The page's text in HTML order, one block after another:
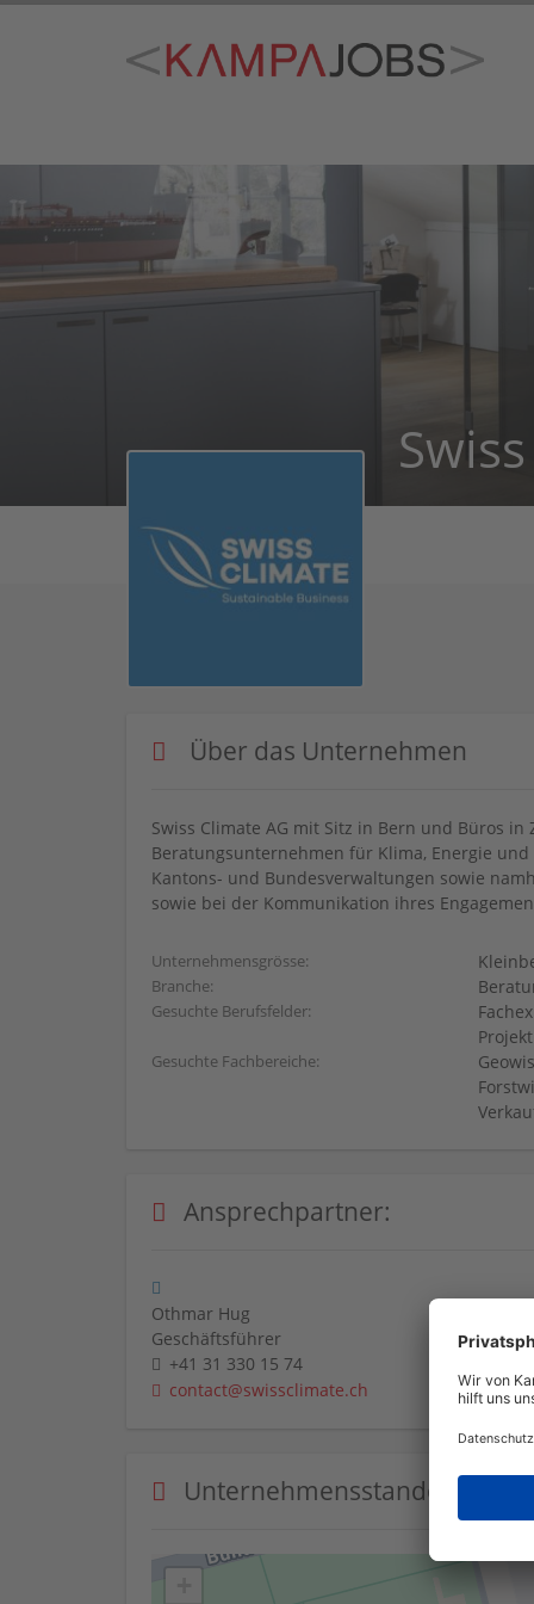
Über das Unternehmen
Swiss Climate AG mit Sitz in Bern und Büros
Beratungsunternehmen für Klima, Energie
Kantons- und Bundesverwaltungen sowie
sowie bei der Kommunikation ihres
Unternehmensgrösse:
Branche:
Gesuchte Berufsfelder:
Gesuchte Fachbereiche:
Ansprechpartner:
Othmar Hug
Geschäftsführer
+41 31 330 15 74
contact@swissclimate.ch
Unternehmensstandorte